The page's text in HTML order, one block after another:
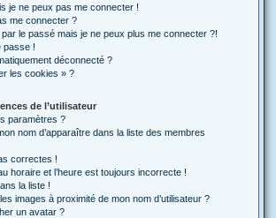
je ne peux pas me connecter !
me connecter ?
le passé mais je ne peux plus me connecter ?!
passe !
déconnecté ?
les cookies » ?
de l’utilisateur
paramètres ?
nom d’apparaître dans la liste des membres
correctes !
horaire et l’heure est toujours incorrecte !
la liste !
images à proximité de mon nom d’utilisateur ?
un avatar ?